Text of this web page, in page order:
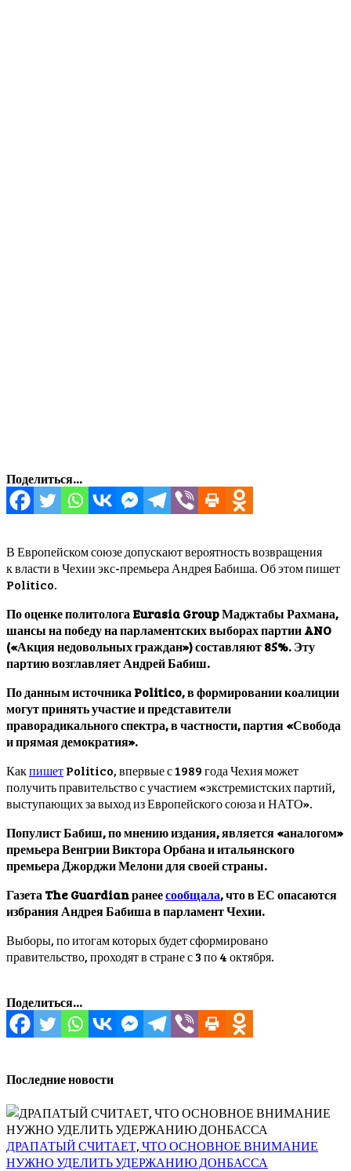
Поделиться...
В Европейском союзе допускают вероятность возвращения
к власти в Чехии экс-премьера Андрея Бабиша. Об этом пишет
Politico.
По оценке политолога Eurasia Group Маджтабы Рахмана,
шансы на победу на парламентских выборах партии ANO
(«Акция недовольных граждан») составляют 85%. Эту
партию возглавляет Андрей Бабиш.
По данным источника Politico, в формировании коалиции
могут принять участие и представители
праворадикального спектра, в частности, партия «Свобода
и прямая демократия».
КакпишетPolitico, впервые с 1989 года Чехия может
получить правительство с участием «экстремистских партий,
выступающих за выход из Европейского союза и НАТО».
Популист Бабиш, по мнению издания, является «аналогом»
премьера Венгрии Виктора Орбана и итальянского
премьера Джорджи Мелони для своей страны.
Газета The Guardian ранеесообщала, что в ЕС опасаются
избрания Андрея Бабиша в парламент Чехии.
Выборы, по итогам которых будет сформировано
правительство, проходят в стране с 3 по 4 октября.
Поделиться...
Последние новости
ДРАПАТЫЙ СЧИТАЕТ, ЧТО ОСНОВНОЕ ВНИМАНИЕ
НУЖНО УДЕЛИТЬ УДЕРЖАНИЮ ДОНБАССА